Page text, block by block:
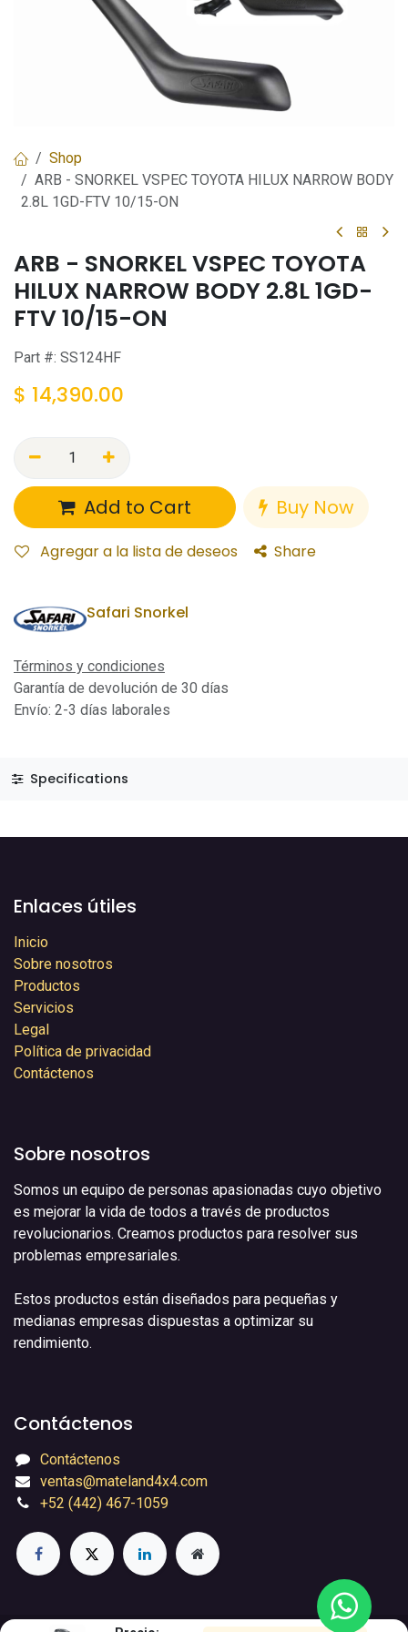
Shop
ARB - SNORKEL VSPEC TOYOTA HILUX NARROW BODY
2.8L 1GD-FTV 10/15-ON
ARB - SNORKEL VSPEC TOYOTA
HILUX NARROW BODY 2.8L 1GD-
FTV 10/15-ON
Part #: SS124HF
$ 14,390.00
Add to Cart Buy Now
Agregar a la lista de deseos Share
Safari Snorkel
Términos y condiciones
Garantía de devolución de 30 días
Envío: 2-3 días laborales
Specifications
Enlaces útiles
Inicio
Sobre nosotros
Productos
Servicios
Legal
Política de privacidad
Contáctenos
Sobre nosotros
Somos un equipo de personas apasionadas cuyo objetivo
es mejorar la vida de todos a través de productos
revolucionarios. Creamos productos para resolver sus
problemas empresariales.
Estos productos están diseñados para pequeñas y
medianas empresas dispuestas a optimizar su
rendimiento.
Contáctenos
Contáctenos
ventas@mateland4x4.com
+52 (442) 467-1059